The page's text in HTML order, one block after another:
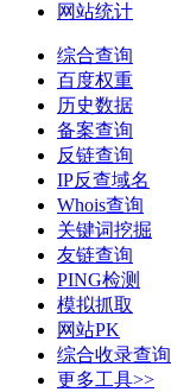
网站统计
综合查询
百度权重
历史数据
备案查询
反链查询
IP反查域名
Whois查询
关键词挖掘
友链查询
PING检测
模拟抓取
网站PK
综合收录查询
更多工具>>